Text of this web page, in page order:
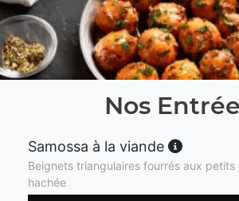
Nos
Samossa à la viande
Beignets triangulaires fourrés aux
hachée